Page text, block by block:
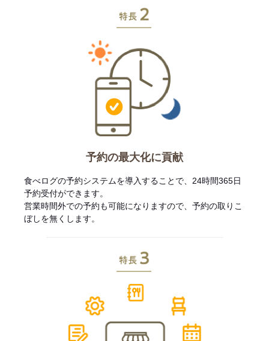
予約の最大化に貢献
食べログの予約システムを導入することで、24時間365日
予約受付ができます。
営業時間外での予約も可能になりますので、予約の取りこ
ぼしを無くします。